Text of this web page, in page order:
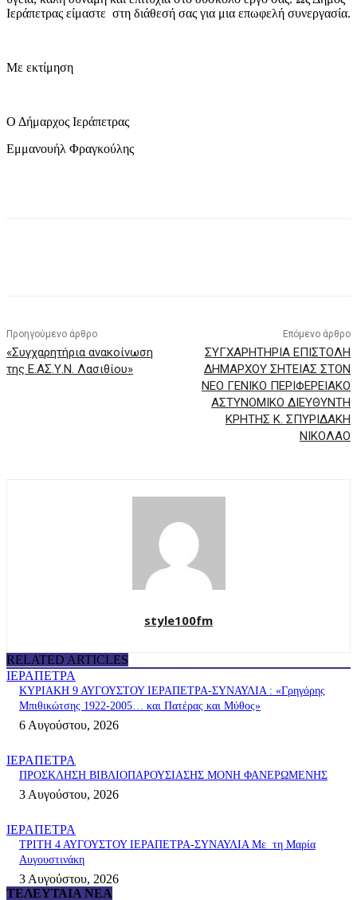
Ιεράπετρας είμαστε στη διάθεσή σας για μια επωφελή συνεργασία.
Με εκτίμηση
Ο Δήμαρχος Ιεράπετρας
Εμμανουήλ Φραγκούλης
Προηγούμενο άρθρο
«Συγχαρητήρια ανακοίνωση
της Ε.ΑΣ.Υ.Ν. Λασιθίου»
Επόμενο άρθρο
ΣΥΓΧΑΡΗΤΗΡΙΑ ΕΠΙΣΤΟΛΗ
ΔΗΜΑΡΧΟΥ ΣΗΤΕΙΑΣ ΣΤΟΝ
ΝΕΟ ΓΕΝΙΚΟ ΠΕΡΙΦΕΡΕΙΑΚΟ
ΑΣΤΥΝΟΜΙΚΟ ΔΙΕΥΘΥΝΤΗ
ΚΡΗΤΗΣ Κ. ΣΠΥΡΙΔΑΚΗ
ΝΙΚΟΛΑΟ
style100fm
RELATED ARTICLES
ΙΕΡΑΠΕΤΡΑ
ΚΥΡΙΑΚΗ 9 ΑΥΓΟΥΣΤΟΥ ΙΕΡΑΠΕΤΡΑ-ΣΥΝΑΥΛΙΑ : «Γρηγόρης
Μπιθικώτσης 1922-2005… και Πατέρας και Μύθος»
6 Αυγούστου, 2026
ΙΕΡΑΠΕΤΡΑ
ΠΡΟΣΚΛΗΣΗ ΒΙΒΛΙΟΠΑΡΟΥΣΙΑΣΗΣ ΜΟΝΗ ΦΑΝΕΡΩΜΕΝΗΣ
3 Αυγούστου, 2026
ΙΕΡΑΠΕΤΡΑ
ΤΡΙΤΗ 4 ΑΥΓΟΥΣΤΟΥ ΙΕΡΑΠΕΤΡΑ-ΣΥΝΑΥΛΙΑ Με τη Μαρία
Αυγουστινάκη
3 Αυγούστου, 2026
ΤΕΛΕΥΤΑΊΑ ΝΈΑ